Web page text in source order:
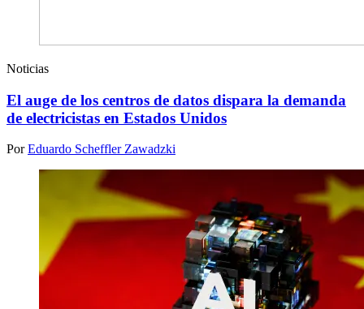
Noticias
El auge de los centros de datos dispara la demanda
de electricistas en Estados Unidos
PorEduardo Scheffler Zawadzki